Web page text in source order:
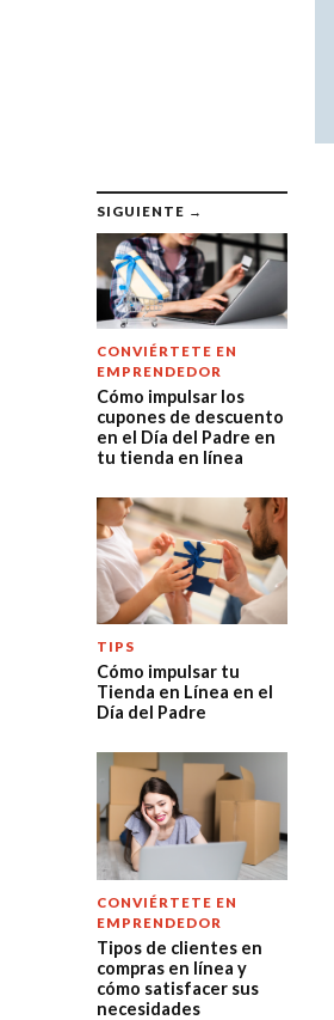
SIGUIENTE →
CONVIÉRTETE EN
EMPRENDEDOR
Cómo impulsar los
cupones de descuento
en el Día del Padre en
tu tienda en línea
TIPS
Cómo impulsar tu
Tienda en Línea en el
Día del Padre
CONVIÉRTETE EN
EMPRENDEDOR
Tipos de clientes en
compras en línea y
cómo satisfacer sus
necesidades